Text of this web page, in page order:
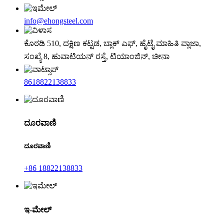
info@ehongsteel.com
ಕೊಠಡಿ 510, ದಕ್ಷಿಣ ಕಟ್ಟಡ, ಬ್ಲಾಕ್ ಎಫ್, ಹೈಟೈ ಮಾಹಿತಿ ಪ್ಲಾಜಾ,
ಸಂಖ್ಯೆ 8, ಹುವಾಟಿಯನ್ ರಸ್ತೆ, ಟಿಯಾಂಜಿನ್, ಚೀನಾ
8618822138833
ದೂರವಾಣಿ
ದೂರವಾಣಿ
+86 18822138833
ಇ-ಮೇಲ್